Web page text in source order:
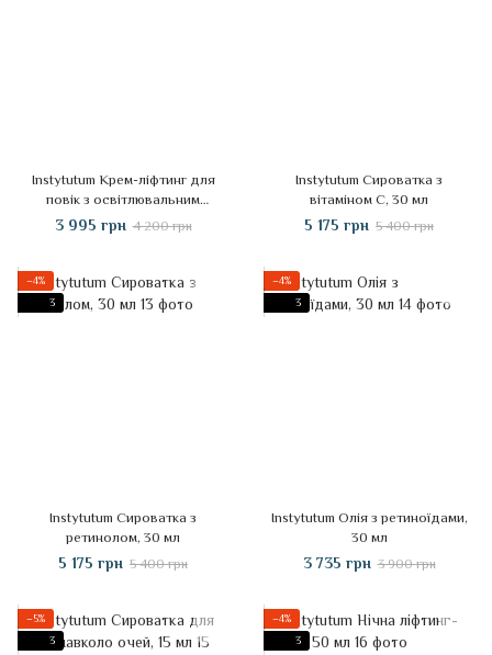
Instytutum Крем-ліфтинг для
повік з освітлювальним
ефектом, 15 мл
3 995 грн 4 200 грн
Instytutum Сироватка з
вітаміном С, 30 мл
5 175 грн 5 400 грн
−4%
3
Instytutum Сироватка з
ретинолом, 30 мл
5 175 грн 5 400 грн
−4%
3
Instytutum Олія з ретиноїдами,
30 мл
3 735 грн 3 900 грн
−5%
3
−4%
3